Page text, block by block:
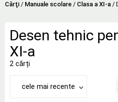
Cărţi / Manuale scolare / Clasa a XI-a /
Desen tehnic
XI-a
2 cărți
cele mai recente